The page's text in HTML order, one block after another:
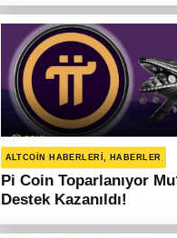
ALTCOIN HABERLERI, HABERLER
Pi Coin Toparlanıyor
Destek Kazanıldı!